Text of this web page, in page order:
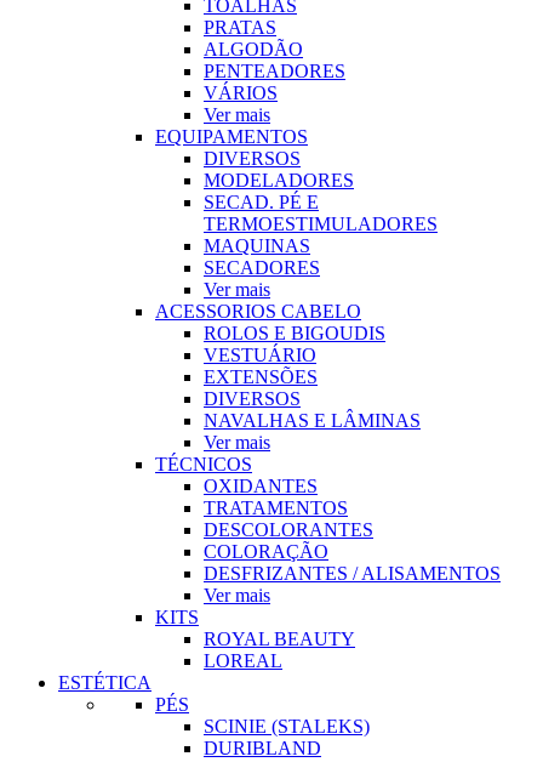
TOALHAS
PRATAS
ALGODÃO
PENTEADORES
VÁRIOS
Ver mais
EQUIPAMENTOS
DIVERSOS
MODELADORES
SECAD. PÉ E
TERMOESTIMULADORES
MAQUINAS
SECADORES
Ver mais
ACESSORIOS CABELO
ROLOS E BIGOUDIS
VESTUÁRIO
EXTENSÕES
DIVERSOS
NAVALHAS E LÂMINAS
Ver mais
TÉCNICOS
OXIDANTES
TRATAMENTOS
DESCOLORANTES
COLORAÇÃO
DESFRIZANTES / ALISAMENTOS
Ver mais
KITS
ROYAL BEAUTY
LOREAL
ESTÉTICA
PÉS
SCINIE (STALEKS)
DURIBLAND